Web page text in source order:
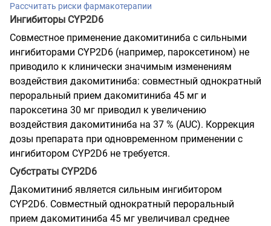
Рассчитать риски фармакотерапии
Ингибиторы CYP2D6
Совместное применение дакомитиниба с сильными
ингибиторами CYP2D6 (например, пароксетином) не
приводило к клинически значимым изменениям
воздействия дакомитиниба: совместный однократный
пероральный прием дакомитиниба 45 мг и
пароксетина 30 мг приводил к увеличению
воздействия дакомитиниба на 37 % (AUC). Коррекция
дозы препарата при одновременном применении с
ингибитором CYP2D6 не требуется.
Субстраты CYP2D6
Дакомитиниб является сильным ингибитором
CYP2D6. Совместный однократный пероральный
прием дакомитиниба 45 мг увеличивал среднее